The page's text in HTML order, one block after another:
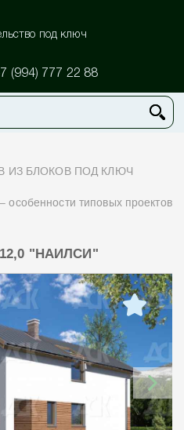
под ключ
(994) 777 22 88
ИЗ БЛОКОВ ПОД КЛЮЧ
особенности типовых проектов
"НАИЛСИ"